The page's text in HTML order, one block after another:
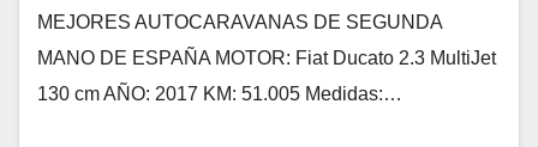
MEJORES AUTOCARAVANAS DE SEGUNDA
MANO DE ESPAÑA MOTOR: Fiat Ducato 2.3 MultiJet
130 cm AÑO: 2017 KM: 51.005 Medidas:…